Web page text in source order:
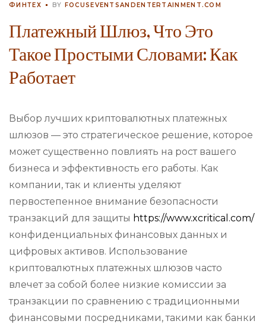
ФИНТЕХ BY FOCUSEVENTSANDENTERTAINMENT.COM
Платежный Шлюз, Что Это
Такое Простыми Словами: Как
Работает
Выбор лучших криптовалютных платежных
шлюзов — это стратегическое решение, которое
может существенно повлиять на рост вашего
бизнеса и эффективность его работы. Как
компании, так и клиенты уделяют
первостепенное внимание безопасности
транзакций для защиты https://www.xcritical.com/
конфиденциальных финансовых данных и
цифровых активов. Использование
криптовалютных платежных шлюзов часто
влечет за собой более низкие комиссии за
транзакции по сравнению с традиционными
финансовыми посредниками, такими как банки